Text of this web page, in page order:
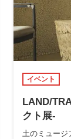
イベント
LAND/
クト展-
土のミュージ